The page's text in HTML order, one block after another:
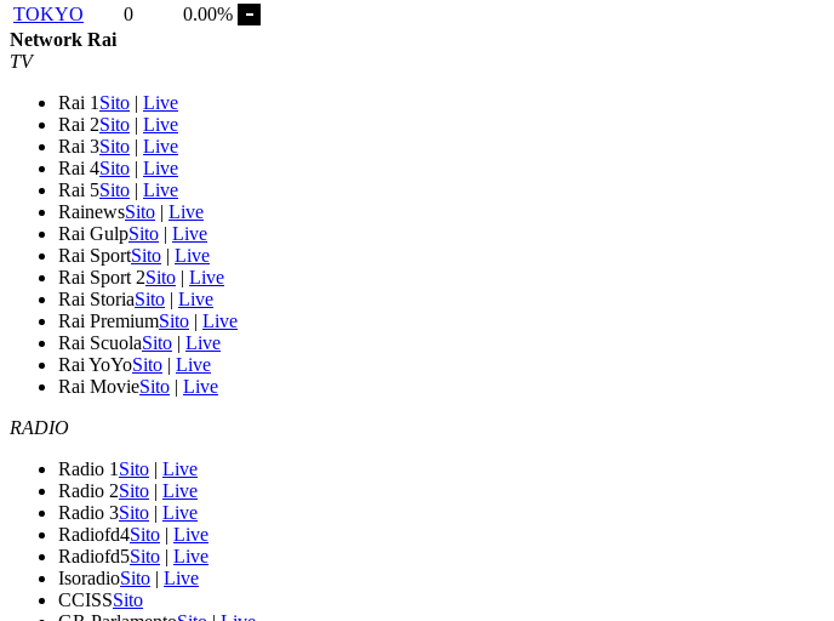
TOKYO
0
0.00%
Network Rai
TV
Rai 1 Sito | Live
Rai 2Sito | Live
Rai 3Sito | Live
Rai 4Sito | Live
Rai 5Sito | Live
RainewsSito | Live
Rai GulpSito | Live
Rai SportSito | Live
Rai Sport 2Sito | Live
Rai StoriaSito | Live
Rai PremiumSito | Live
Rai ScuolaSito | Live
Rai YoYoSito | Live
Rai MovieSito | Live
RADIO
Radio 1 Sito | Live
Radio 2Sito | Live
Radio 3Sito | Live
Radiofd4Sito | Live
Radiofd5Sito | Live
IsoradioSito | Live
CCISSSito